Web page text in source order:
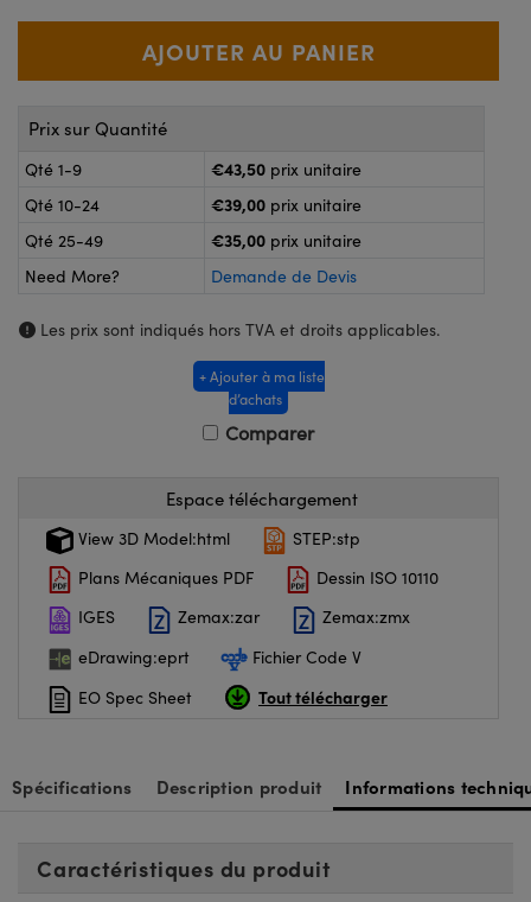
: Microscopie
: Caméras
Gratings™
Prix sur Quantité
Qté 1-9 €43,50 prix unitaire
Qté 10-24
€39,00 prix unitaire
Qté 25-49
€35,00 prix unitaire
Need More?
Demande de Devis
Les prix sont indiqués hors TVA et droits applicables.
+ Ajouter à ma liste
d’achats
Comparer
Espace téléchargement
View 3D Model:html
STEP:stp
Plans Mécaniques PDF
Dessin ISO 10110
IGES
Zemax:zar
Zemax:zmx
eDrawing:eprt
Fichier Code V
EO Spec Sheet
Tout télécharger
Spécifications Description produit Informations
Caractéristiques du produit